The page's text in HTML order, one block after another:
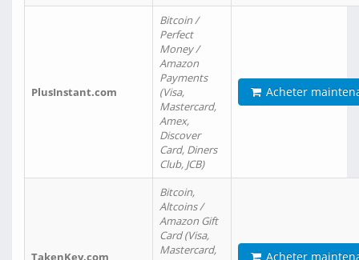
PlusInstant.com
Bitcoin /
Perfect
Money /
Amazon
Payments
(Visa,
Mastercard,
Amex,
Discover
Card, Diners
Club, JCB)
Acheter
TakenKey.com
Bitcoin,
Altcoins /
Amazon Gift
Card (Visa,
Mastercard,
Acheter